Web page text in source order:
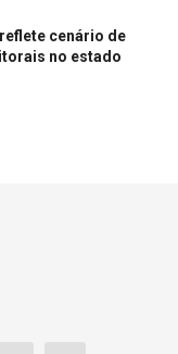
cenário de
no estado